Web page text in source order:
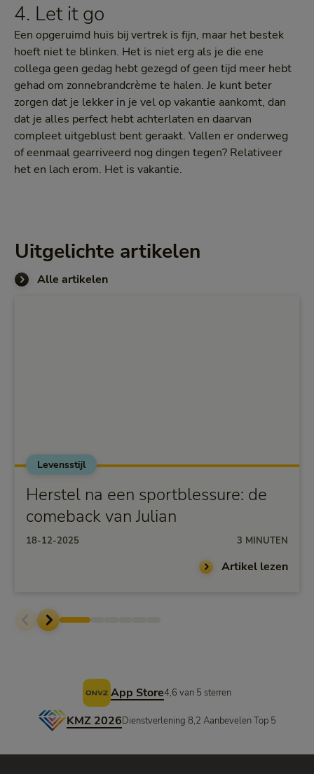
4. Let it go
Een opgeruimd huis bij vertrek is fijn, maar het bestek
hoeft niet te blinken. Het is niet erg als je die ene
collega geen gedag hebt gezegd of geen tijd meer hebt
gehad om zonnebrandcrème te halen. Je kunt beter
zorgen dat je lekker in je vel op vakantie aankomt, dan
dat je alles perfect hebt achterlaten en daarvan
compleet uitgeblust bent geraakt. Vallen er onderweg
of eenmaal gearriveerd nog dingen tegen? Relativeer
het en lach erom. Het is vakantie.
Uitgelichte artikelen
Alle artikelen
Levensstijl
Herstel na een sportblessure: de
comeback van Julian
18-12-2025 3 MINUTEN
Artikel lezen
App Store4,6 van 5 sterren
KMZ 2026Dienstverlening 8,2 Aanbevelen Top 5